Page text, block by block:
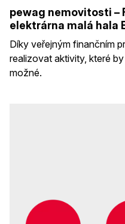
pewag nemovitosti –
elektrárna malá hala
Díky veřejným finančním
realizovat aktivity, které
možné.